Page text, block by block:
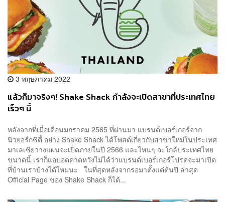
3 พฤษภาคม 2022
แล้วก็มาจริงๆ! Shake Shack กำลังจะเปิดสาขาที่ประเทศไทย
เร็วๆ นี้
หลังจากที่เมื่อเดือนมกราคม 2565 ที่ผ่านมา แบรนด์เบอร์เกอร์จาก
นิวยอร์กซิตี้ อย่าง Shake Shack ได้โพสต์เกี่ยวกับสาขาใหม่ในประเทศ
มาเลเซียวางแผนจะเปิดภายในปี 2566 และไหนๆ จะใกล้ประเทศไทย
ขนาดนี้ เราก็แอบอดคาดหวังไม่ได้ว่าแบรนด์เบอร์เกอร์โปรดจะมาเปิด
ที่บ้านเราบ้างได้ไหมนะ ในที่สุดหลังจากรอมาตั้งแต่ต้นปี ล่าสุด
Official Page ของ Shake Shack ก็ได้...